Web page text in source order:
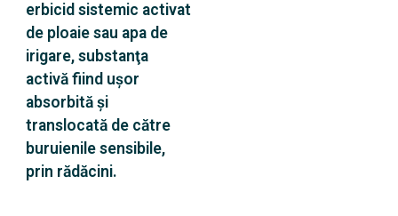
erbicid sistemic activat
de ploaie sau apa de
irigare, substanţa
activă fiind uşor
absorbită şi
translocată de către
buruienile sensibile,
prin rădăcini.